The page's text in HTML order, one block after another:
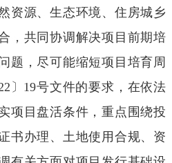
资源、生态环境、住房城乡
，共同协调解决项目前期培
题，尽可能缩短项目培育周
〕19号文件的要求，在依法
项目盘活条件，重点围绕投
书办理、土地使用合规、资